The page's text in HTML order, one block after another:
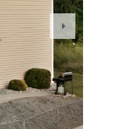
Next
Slide